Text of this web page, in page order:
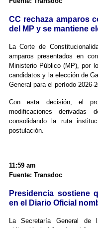
CC rechaza amparos
del MP y se mantiene
La Corte de
amparos presentados en
Ministerio Público (MP), por
candidatos y la elección de
General para el período 2026-
Con esta decisión, el
modificaciones derivadas
consolidando la ruta
postulación.
11:59 am
Fuente: Transdoc
Presidencia sostiene
en el Diario Oficial
La Secretaría General de